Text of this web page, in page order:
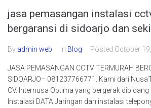
jasa pemasangan instalasi
bergaransi di sidoarjo dan
By admin web In Blog Posted October
JASA PEMASANGAN CCTV TERMURAH
SIDOARJO– 081237766771. Kami dari
CV. Internusa Optima yang bergerak dibidang
Instalasi DATA Jaringan dan instalasi